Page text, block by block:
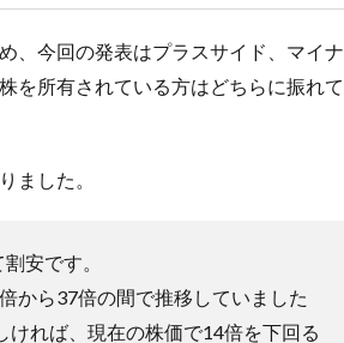
、今回の発表はプラスサイド、マイナ
を所有されている方はどちらに振れて
ました。
安です。
から37倍の間で推移していました
れば、現在の株価で14倍を下回る